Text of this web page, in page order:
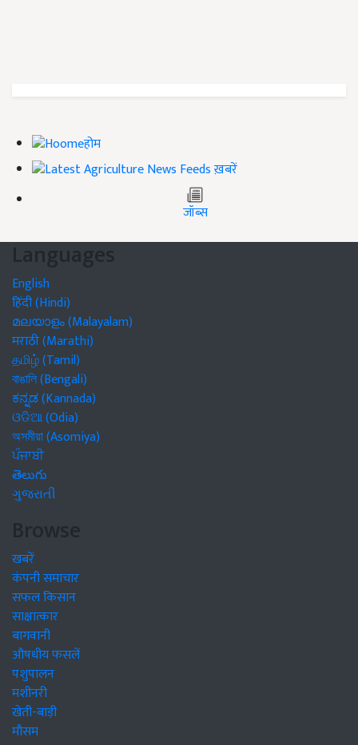
होम
ख़बरें
जॉब्स
Languages
English
हिंदी (Hindi)
മലയാളം (Malayalam)
मराठी (Marathi)
தமிழ் (Tamil)
বাঙালি (Bengali)
ಕನ್ನಡ (Kannada)
ଓଡିଆ (Odia)
অসমীয়া (Asomiya)
ਪੰਜਾਬੀ
తెలుగు
ગુજરાતી
Browse
खबरें
कंपनी समाचार
सफल किसान
साक्षात्कार
बागवानी
औषधीय फसलें
पशुपालन
मशीनरी
खेती-बाड़ी
मौसम